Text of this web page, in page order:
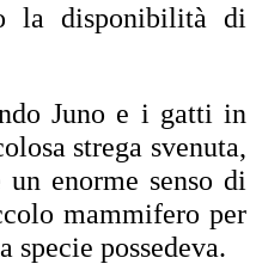
la disponibilità di
Juno e i gatti in
strega svenuta,
enorme senso di
mammifero per
specie possedeva.